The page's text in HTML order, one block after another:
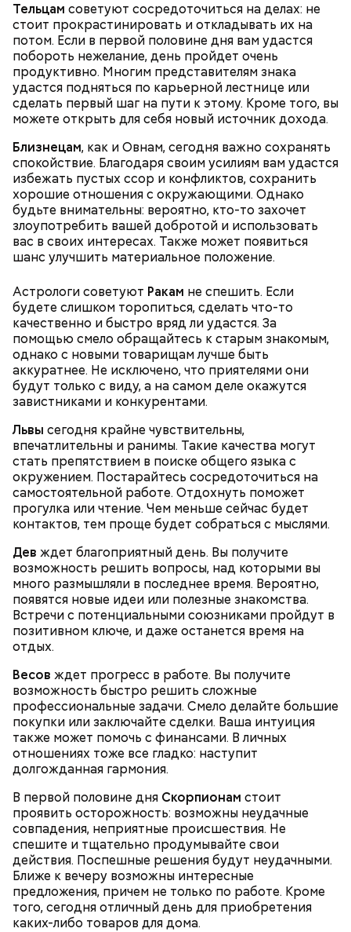
Тельцам советуют сосредоточиться на делах: не
стоит прокрастинировать и откладывать их на
потом. Если в первой половине дня вам удастся
побороть нежелание, день пройдет очень
продуктивно. Многим представителям знака
удастся подняться по карьерной лестнице или
сделать первый шаг на пути к этому. Кроме того, вы
можете открыть для себя новый источник дохода.
Близнецам, как и Овнам, сегодня важно сохранять
спокойствие. Благодаря своим усилиям вам удастся
избежать пустых ссор и конфликтов, сохранить
хорошие отношения с окружающими. Однако
будьте внимательны: вероятно, кто-то захочет
злоупотребить вашей добротой и использовать
вас в своих интересах. Также может появиться
шанс улучшить материальное положение.
Астрологи советуют Ракам не спешить. Если
будете слишком торопиться, сделать что-то
качественно и быстро вряд ли удастся. За
помощью смело обращайтесь к старым знакомым,
однако с новыми товарищам лучше быть
аккуратнее. Не исключено, что приятелями они
будут только с виду, а на самом деле окажутся
завистниками и конкурентами.
Львы сегодня крайне чувствительны,
впечатлительны и ранимы. Такие качества могут
стать препятствием в поиске общего языка с
окружением. Постарайтесь сосредоточиться на
самостоятельной работе. Отдохнуть поможет
прогулка или чтение. Чем меньше сейчас будет
контактов, тем проще будет собраться с мыслями.
Дев ждет благоприятный день. Вы получите
возможность решить вопросы, над которыми вы
много размышляли в последнее время. Вероятно,
появятся новые идеи или полезные знакомства.
Встречи с потенциальными союзниками пройдут в
позитивном ключе, и даже останется время на
отдых.
Весов ждет прогресс в работе. Вы получите
возможность быстро решить сложные
профессиональные задачи. Смело делайте большие
покупки или заключайте сделки. Ваша интуиция
также может помочь с финансами. В личных
отношениях тоже все гладко: наступит
долгожданная гармония.
В первой половине дня Скорпионам стоит
проявить осторожность: возможны неудачные
совпадения, неприятные происшествия. Не
спешите и тщательно продумывайте свои
действия. Поспешные решения будут неудачными.
Ближе к вечеру возможны интересные
предложения, причем не только по работе. Кроме
того, сегодня отличный день для приобретения
каких-либо товаров для дома.
кабачок;
брынза;
растительное масло;
помидоры черри либо грунтовые.
— Кабачки нужно натереть длинными слайсами
(это можно сделать на специальной терке),
похожими на спагетти, и уложить в противень.
Дальше нужно добавить немного растительного
масла, соль, а сверху бросить хаотично
черри или грунтовые, — рассказал шеф-повар.
беременным, кормящим женщинам;
людям с ослабленной иммунной системой;
детям.
— Там может содержаться огромное количество
нитратов, которое вызовет головокружение,
гипоксию и ухудшение физического состояния, —
предостерегла Соломатина.
Также не нужно есть дыню до корки, потому что
именно там скапливаются нитраты. И важно
тщательно ее мыть, чтобы не отравиться, добавила
собеседница «ВМ».